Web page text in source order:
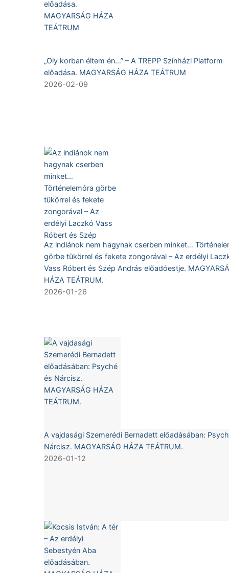
„Oly korban éltem én…” – A TREPP Színházi Platform
előadása. MAGYARSÁG HÁZA TEÁTRUM
2026-02-09
Az indiánok nem hagynak cserben minket…
görbe tükörrel és fekete zongorával – Az erdélyi
Vass Róbert és Szép András előadóestje.
HÁZA TEÁTRUM.
2026-01-26
A vajdasági Szemerédi Bernadett előadásában:
Nárcisz. MAGYARSÁG HÁZA TEÁTRUM.
2026-01-12